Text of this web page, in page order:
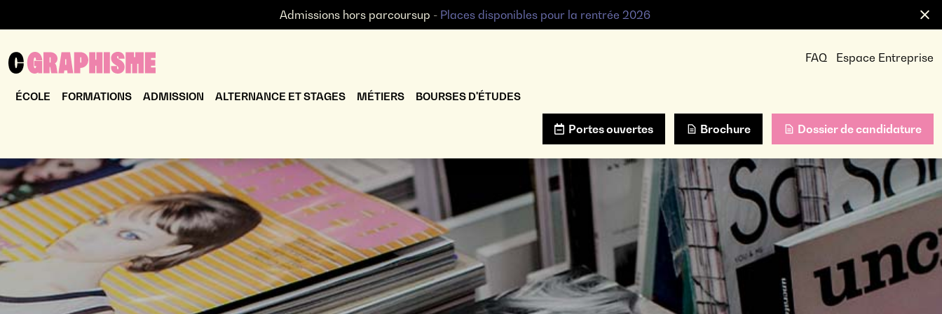
Admissions hors parcoursup - Places disponibles pour la rentrée 2026
FAQ Espace Entreprise
ÉCOLE FORMATIONS ADMISSION ALTERNANCE ET STAGES MÉTIERS BOURSES D'ÉTUDES
Portes ouvertes Brochure Dossier de candidature